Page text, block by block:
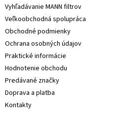
Vyhľadávanie MANN filtrov
Veľkoobchodná spolupráca
Obchodné podmienky
Ochrana osobných údajov
Praktické informácie
Hodnotenie obchodu
Predávané značky
Doprava a platba
Kontakty